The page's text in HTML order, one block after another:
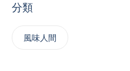
分類
風味人間